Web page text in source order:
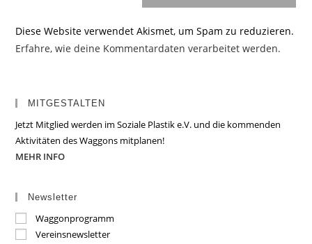
Diese Website verwendet Akismet, um Spam zu reduzieren.
Erfahre, wie deine Kommentardaten verarbeitet werden.
MITGESTALTEN
Jetzt Mitglied werden im Soziale Plastik e.V. und die kommenden
Aktivitäten des Waggons mitplanen!
MEHR INFO
Newsletter
Waggonprogramm
Vereinsnewsletter